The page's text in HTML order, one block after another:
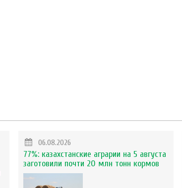
06.08.2026
77%: казахстанские аграрии на 5 августа
заготовили почти 20 млн тонн кормов